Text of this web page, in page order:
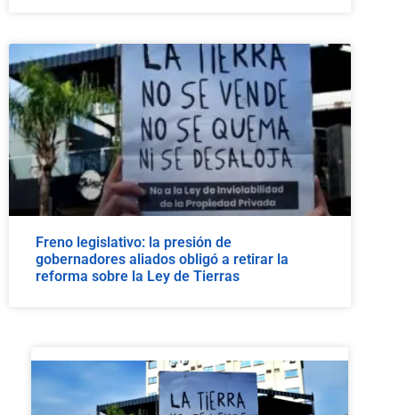
Freno legislativo: la presión de
gobernadores aliados obligó a retirar la
reforma sobre la Ley de Tierras